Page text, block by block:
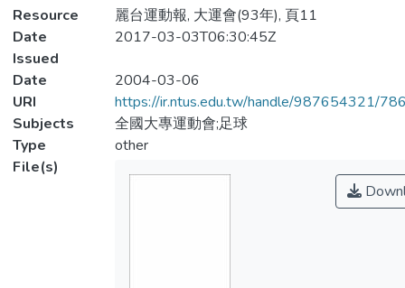
Resource
麗台運動報, 大運會(93年), 頁11
Date
Issued
2017-03-03T06:30:45Z
Date
2004-03-06
URI
https://ir.ntus.edu.tw/handle/987654321/
Subjects
全國大專運動會;足球
Type
other
File(s)